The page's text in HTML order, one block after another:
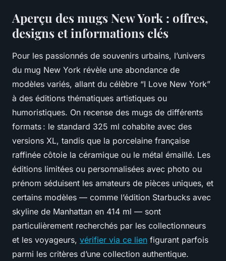
Aperçu des mugs New York : offres,
designs et informations clés
Pour les passionnés de souvenirs urbains, l’univers
du mug New York révèle une abondance de
modèles variés, allant du célèbre “I Love New York”
à des éditions thématiques artistiques ou
humoristiques. On recense des mugs de différents
formats : le standard 325 ml cohabite avec des
versions XL, tandis que la porcelaine française
raffinée côtoie la céramique ou le métal émaillé. Les
éditions limitées ou personnalisées avec photo ou
prénom séduisent les amateurs de pièces uniques, et
certains modèles — comme l’édition Starbucks avec
skyline de Manhattan en 414 ml — sont
particulièrement recherchés par les collectionneurs
et les voyageurs, vérifier via ce lien figurant parfois
parmi les critères d’une collection authentique.